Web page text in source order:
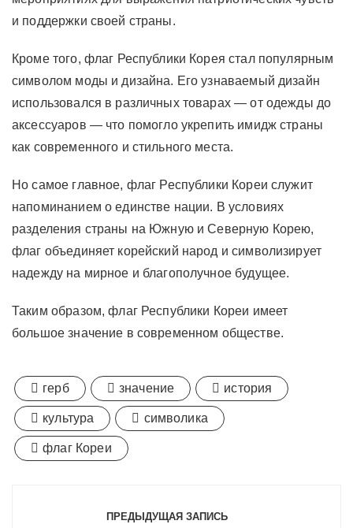
и поддержки своей страны.
Кроме того, флаг Республики Корея стал популярным
символом моды и дизайна. Его узнаваемый дизайн
использовался в различных товарах — от одежды до
аксессуаров — что помогло укрепить имидж страны
как современного и стильного места.
Но самое главное, флаг Республики Кореи служит
напоминанием о единстве нации. В условиях
разделения страны на Южную и Северную Корею,
флаг объединяет корейский народ и символизирует
надежду на мирное и благополучное будущее.
Таким образом, флаг Республики Кореи имеет
большое значение в современном обществе.
герб значение история
культура символика
флаг Кореи
ПРЕДЫДУЩАЯ ЗАПИСЬ